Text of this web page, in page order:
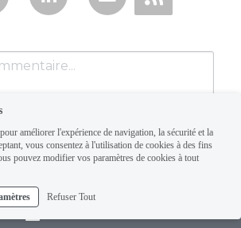
Annuler
améliorer l'expérience de navigation, la sécurité et la
vous consentez à l'utilisation de cookies à des fins
pouvez modifier vos paramètres de cookies à tout
Refuser Tout